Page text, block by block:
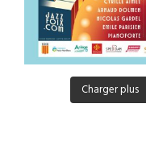
Charger plus